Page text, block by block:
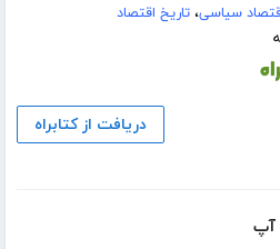
سیاسی،تاریخ اقتصاد
دریافت از کتابراه
آپ